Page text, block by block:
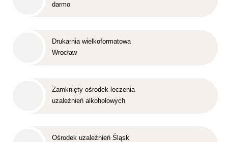
darmo
Drukarnia wielkoformatowa
Wrocław
Zamknięty ośrodek leczenia
uzależnień alkoholowych
Ośrodek uzależnień Śląsk